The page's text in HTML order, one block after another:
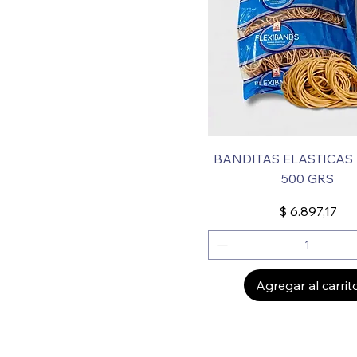
BANDITAS
500 GRS
Precio
$ 6.897,17
Agregar al